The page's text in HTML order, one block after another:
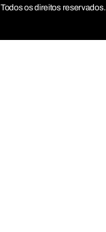
Todos os direitos reservados.